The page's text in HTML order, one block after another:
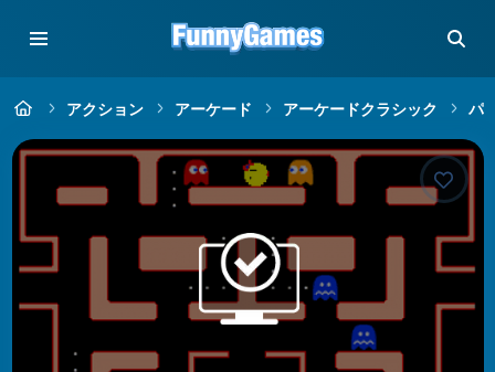
アクション アーケード アーケードクラシック パ